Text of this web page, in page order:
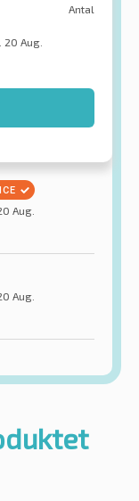
Antal
20 Aug.
Aug.
Aug.